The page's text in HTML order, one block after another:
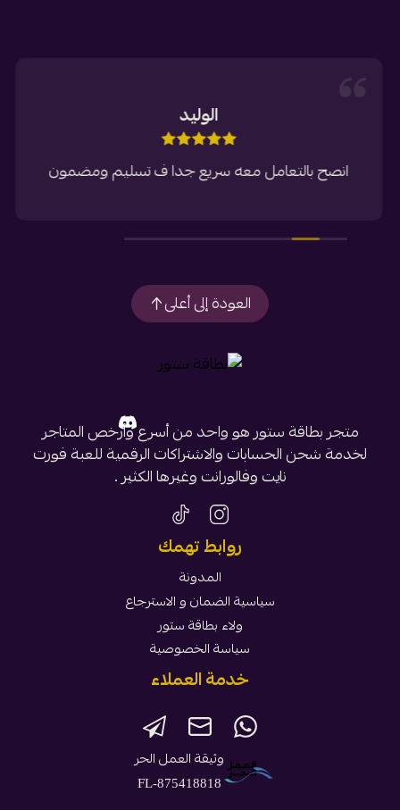
الوليد
انصح بالتعامل معه سريع جدا ف تسليم ومضمون
العودة إلى أعلى
متجر بطاقة ستور هو واحد من أسرع وأرخص المتاجر
لخدمة شحن الحسابات والاشتراكات الرقمية للعبة فورت
نايت وفالورانت وغيرها الكثير .
روابط تهمك
المدونة
سياسية الضمان و الاسترجاع
ولاء بطاقة ستور
سياسة الخصوصية
خدمة العملاء
وثيقة العمل الحر
FL-875418818